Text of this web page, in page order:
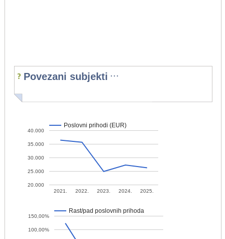
Povezani subjekti ...
Poslovni prihodi (EUR)
2021. 2022. 2023. 2024. 2025.
20.000
25.000
30.000
35.000
40.000
Rast/pad poslovnih prihoda
100,00%
150,00%